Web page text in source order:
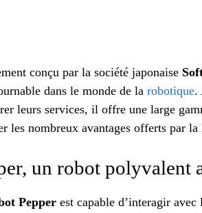
conçu par la société japonaise
dans le monde de la robotique.
leurs services, il offre une large
les nombreux avantages offerts par
un robot polyvalent
Pepper est capable d’interagir avec